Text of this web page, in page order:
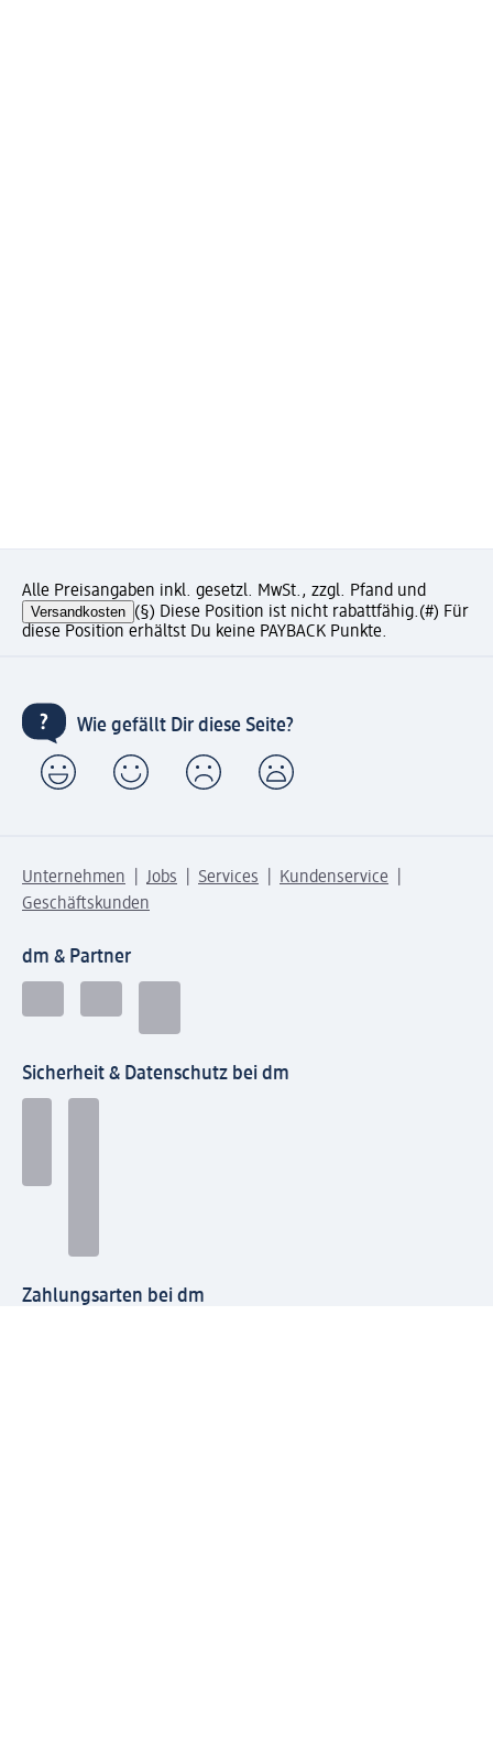
Alle Preisangaben inkl. gesetzl. MwSt., zzgl. Pfand und
Versandkosten (§) Diese Position ist nicht rabattfähig.(#) Für
diese Position erhältst Du keine PAYBACK Punkte.
Wie gefällt Dir diese Seite?
Unternehmen Jobs Services
Kundenservice
Geschäftskunden
dm & Partner
Sicherheit & Datenschutz bei dm
Zahlungsarten bei dm